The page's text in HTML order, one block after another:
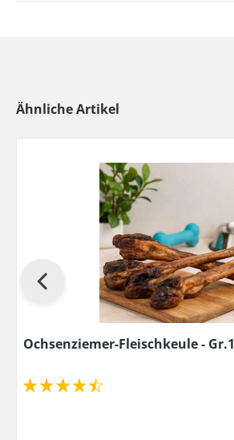
Ähnliche Artikel
Ochsenziemer-Fleischkeule - Gr.1